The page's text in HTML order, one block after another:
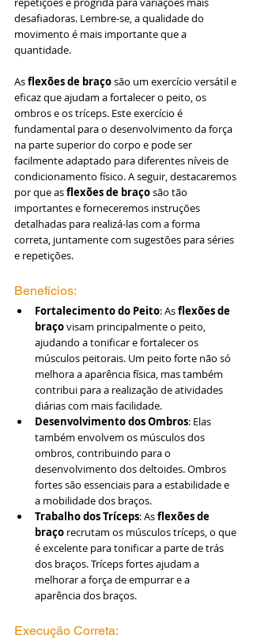
desafiadoras. Lembre-se, a qualidade do
movimento é mais importante que a
quantidade.
As flexões de braço são um exercício versátil e
eficaz que ajudam a fortalecer o peito, os
ombros e os tríceps. Este exercício é
fundamental para o desenvolvimento da força
na parte superior do corpo e pode ser
facilmente adaptado para diferentes níveis de
condicionamento físico. A seguir, destacaremos
por que as flexões de braço são tão
importantes e forneceremos instruções
detalhadas para realizá-las com a forma
correta, juntamente com sugestões para séries
e repetições.
Benefícios:
Fortalecimento do Peito: As flexões de
braço visam principalmente o peito,
ajudando a tonificar e fortalecer os
músculos peitorais. Um peito forte não só
melhora a aparência física, mas também
contribui para a realização de atividades
diárias com mais facilidade.
Desenvolvimento dos Ombros: Elas
também envolvem os músculos dos
ombros, contribuindo para o
desenvolvimento dos deltoides. Ombros
fortes são essenciais para a estabilidade e
a mobilidade dos braços.
Trabalho dos Tríceps: As flexões de
braço recrutam os músculos tríceps, o que
é excelente para tonificar a parte de trás
dos braços. Tríceps fortes ajudam a
melhorar a força de empurrar e a
aparência dos braços.
Execução Correta: